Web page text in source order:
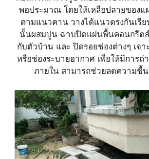
พอประมาณ โดยให้เหลือปลายของแ
ตามแนวคาน วางได้แนวตรงกันเรีย
นั้นผสมปูน ฉาบปิดแผ่นพื้นคอนกรีตส
กับตัวบ้าน และ ปิดรอยช่องต่างๆ เจ
หรือช่องระบายอากาศ เพื่อให้มีการถ่
ภายใน สามารถช่วยลดความชื้